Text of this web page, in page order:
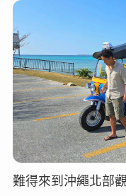
難得來到沖繩北部